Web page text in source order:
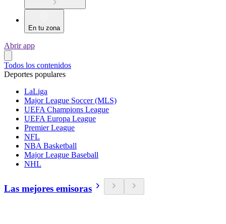
En tu zona
Abrir app
Todos los contenidos
Deportes populares
LaLiga
Major League Soccer (MLS)
UEFA Champions League
UEFA Europa League
Premier League
NFL
NBA Basketball
Major League Baseball
NHL
Las mejores emisoras